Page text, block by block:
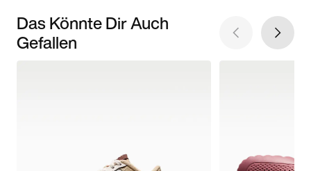
Das Könnte Dir Auch
Gefallen